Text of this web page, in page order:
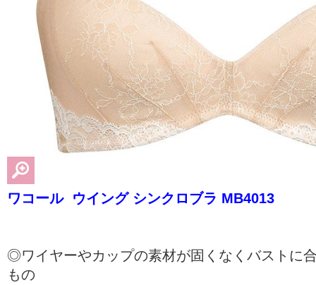
ワコール ウイング シンクロブラ MB4013
◎ワイヤーやカップの素材が固くなくバストに
もの